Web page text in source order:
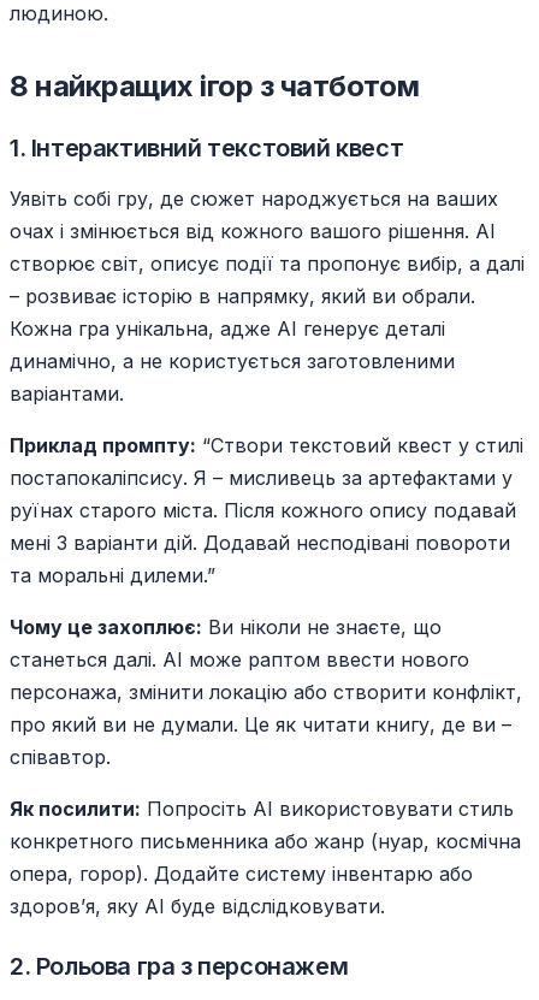
людиною.
8 найкращих ігор з чатботом
1. Інтерактивний текстовий квест
Уявіть собі гру, де сюжет народжується на ваших
очах і змінюється від кожного вашого рішення. AI
створює світ, описує події та пропонує вибір, а далі
– розвиває історію в напрямку, який ви обрали.
Кожна гра унікальна, адже AI генерує деталі
динамічно, а не користується заготовленими
варіантами.
Приклад промпту: “Створи текстовий квест у стилі
постапокаліпсису. Я – мисливець за артефактами у
руїнах старого міста. Після кожного опису подавай
мені 3 варіанти дій. Додавай несподівані повороти
та моральні дилеми.”
Чому це захоплює: Ви ніколи не знаєте, що
станеться далі. AI може раптом ввести нового
персонажа, змінити локацію або створити конфлікт,
про який ви не думали. Це як читати книгу, де ви –
співавтор.
Як посилити: Попросіть AI використовувати стиль
конкретного письменника або жанр (нуар, космічна
опера, горор). Додайте систему інвентарю або
здоров’я, яку AI буде відслідковувати.
2. Рольова гра з персонажем